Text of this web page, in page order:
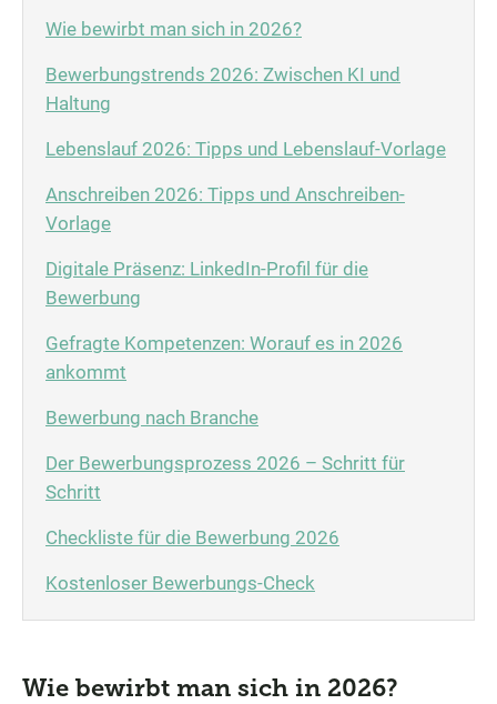
Wie bewirbt man sich in 2026?
Bewerbungstrends 2026: Zwischen KI und
Haltung
Lebenslauf 2026: Tipps und Lebenslauf-Vorlage
Anschreiben 2026: Tipps und Anschreiben-
Vorlage
Digitale Präsenz: LinkedIn-Profil für die
Bewerbung
Gefragte Kompetenzen: Worauf es in 2026
ankommt
Bewerbung nach Branche
Der Bewerbungsprozess 2026 – Schritt für
Schritt
Checkliste für die Bewerbung 2026
Kostenloser Bewerbungs-Check
Wie bewirbt man sich in 2026?